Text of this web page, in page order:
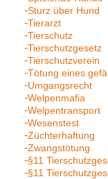
Sturz über Hund
Tierarzt
Tierschutz
Tierschutzgesetz
Tierschutzverein
Tötung eines
Umgangsrecht
Welpenmafia
Welpentransport
Wesenstest
Züchterhaftung
Zwangstötung
§11
§11